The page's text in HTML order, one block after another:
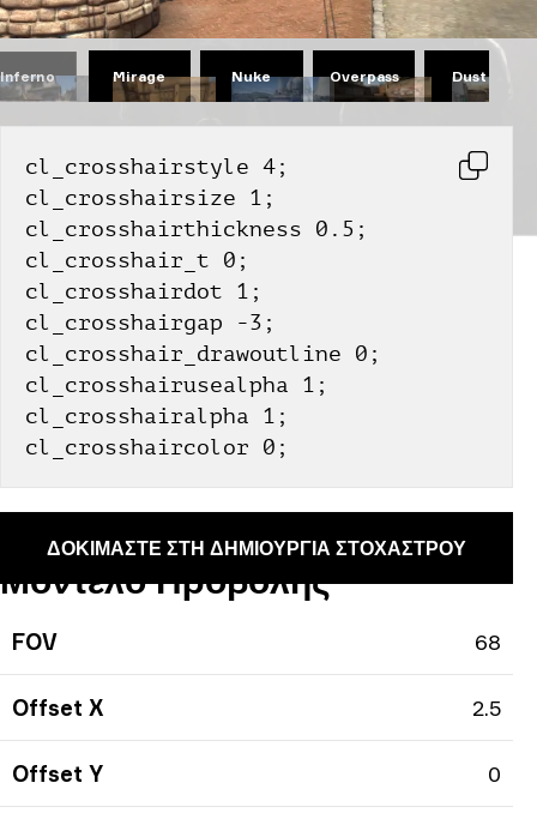
Inferno Mirage Nuke Overpass Dust II
cl_crosshairstyle 4;
cl_crosshairsize 1;
cl_crosshairthickness 0.5;
cl_crosshair_t 0;
cl_crosshairdot 1;
cl_crosshairgap -3;
cl_crosshair_drawoutline 0;
cl_crosshairusealpha 1;
cl_crosshairalpha 1;
cl_crosshaircolor 0;
ΔΟΚΙΜΆΣΤΕ ΣΤΗ ΔΗΜΙΟΥΡΓΊΑ ΣΤΟΧΆΣΤΡΟΥ
Μοντέλο Προβολής
FOV 68
Offset X 2.5
Offset Y 0